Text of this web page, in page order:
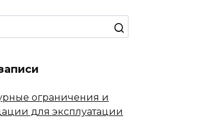
ограничения и
для эксплуатации